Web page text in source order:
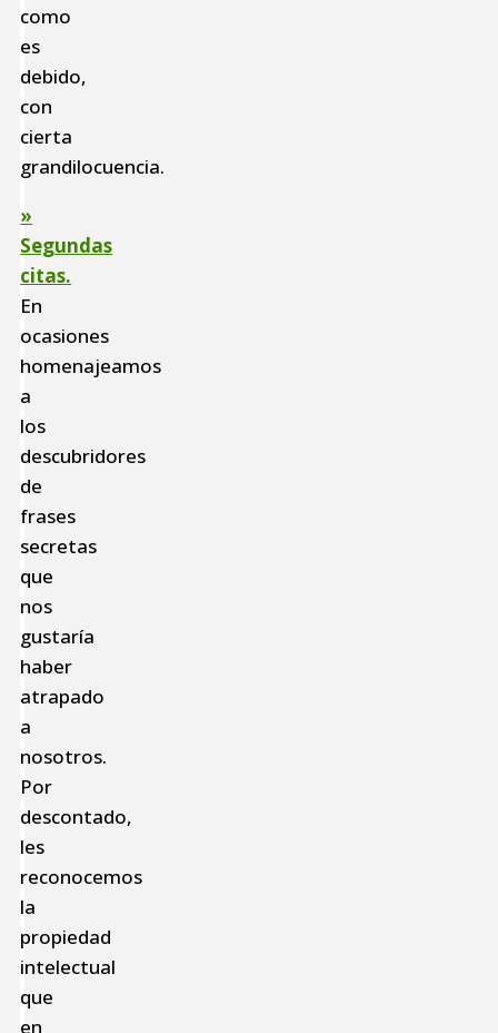
como
es
debido,
con
cierta
grandilocuencia.
»
Segundas
citas.
En
ocasiones
homenajeamos
a
los
descubridores
de
frases
secretas
que
nos
gustaría
haber
atrapado
a
nosotros.
Por
descontado,
les
reconocemos
la
propiedad
intelectual
que
en